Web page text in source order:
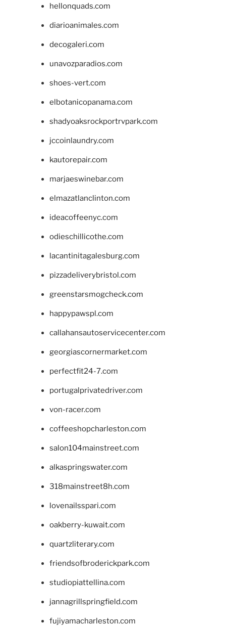
hellonquads.com
diarioanimales.com
decogaleri.com
unavozparadios.com
shoes-vert.com
elbotanicopanama.com
shadyoaksrockportrvpark.com
jccoinlaundry.com
kautorepair.com
marjaeswinebar.com
elmazatlanclinton.com
ideacoffeenyc.com
odieschillicothe.com
lacantinitagalesburg.com
pizzadeliverybristol.com
greenstarsmogcheck.com
happypawspl.com
callahansautoservicecenter.com
georgiascornermarket.com
perfectfit24-7.com
portugalprivatedriver.com
von-racer.com
coffeeshopcharleston.com
salon104mainstreet.com
alkaspringswater.com
318mainstreet8h.com
lovenailsspari.com
oakberry-kuwait.com
quartzliterary.com
friendsofbroderickpark.com
studiopiattellina.com
jannagrillspringfield.com
fujiyamacharleston.com